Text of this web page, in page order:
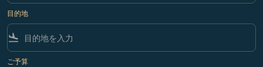
目的地
flight_land
ご予算